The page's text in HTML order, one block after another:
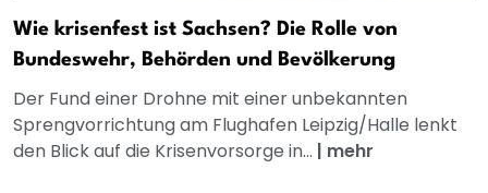
Wie krisenfest ist Sachsen? Die Rolle von
Bundeswehr, Behörden und Bevölkerung
Der Fund einer Drohne mit einer unbekannten
Sprengvorrichtung am Flughafen Leipzig/Halle lenkt
den Blick auf die Krisenvorsorge in... | mehr